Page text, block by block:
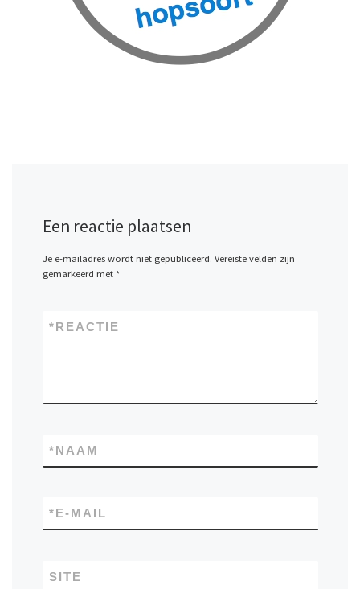
Een reactie plaatsen
Je e-mailadres wordt niet gepubliceerd. Vereiste velden zijn
gemarkeerd met *
REACTIE
*
NAAM
*
E-MAIL
*
SITE